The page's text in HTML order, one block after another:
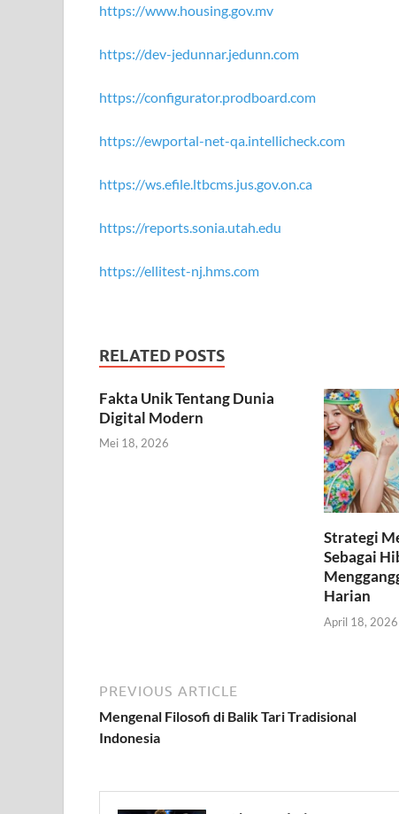
https://www.housing.gov.mv
https://dev-jedunnar.jedunn.com
https://configurator.prodboard.com
https://ewportal-net-qa.intellicheck.com
https://ws.efile.ltbcms.jus.gov.on.ca
https://reports.sonia.utah.edu
https://ellitest-nj.hms.com
RELATED POSTS
Fakta Unik Tentang Dunia
Digital Modern
Mei 18, 2026
Strategi
Sebagai
Harian
April 18, 2026
PREVIOUS ARTICLE
Mengenal Filosofi di Balik Tari Tradisional
Indonesia